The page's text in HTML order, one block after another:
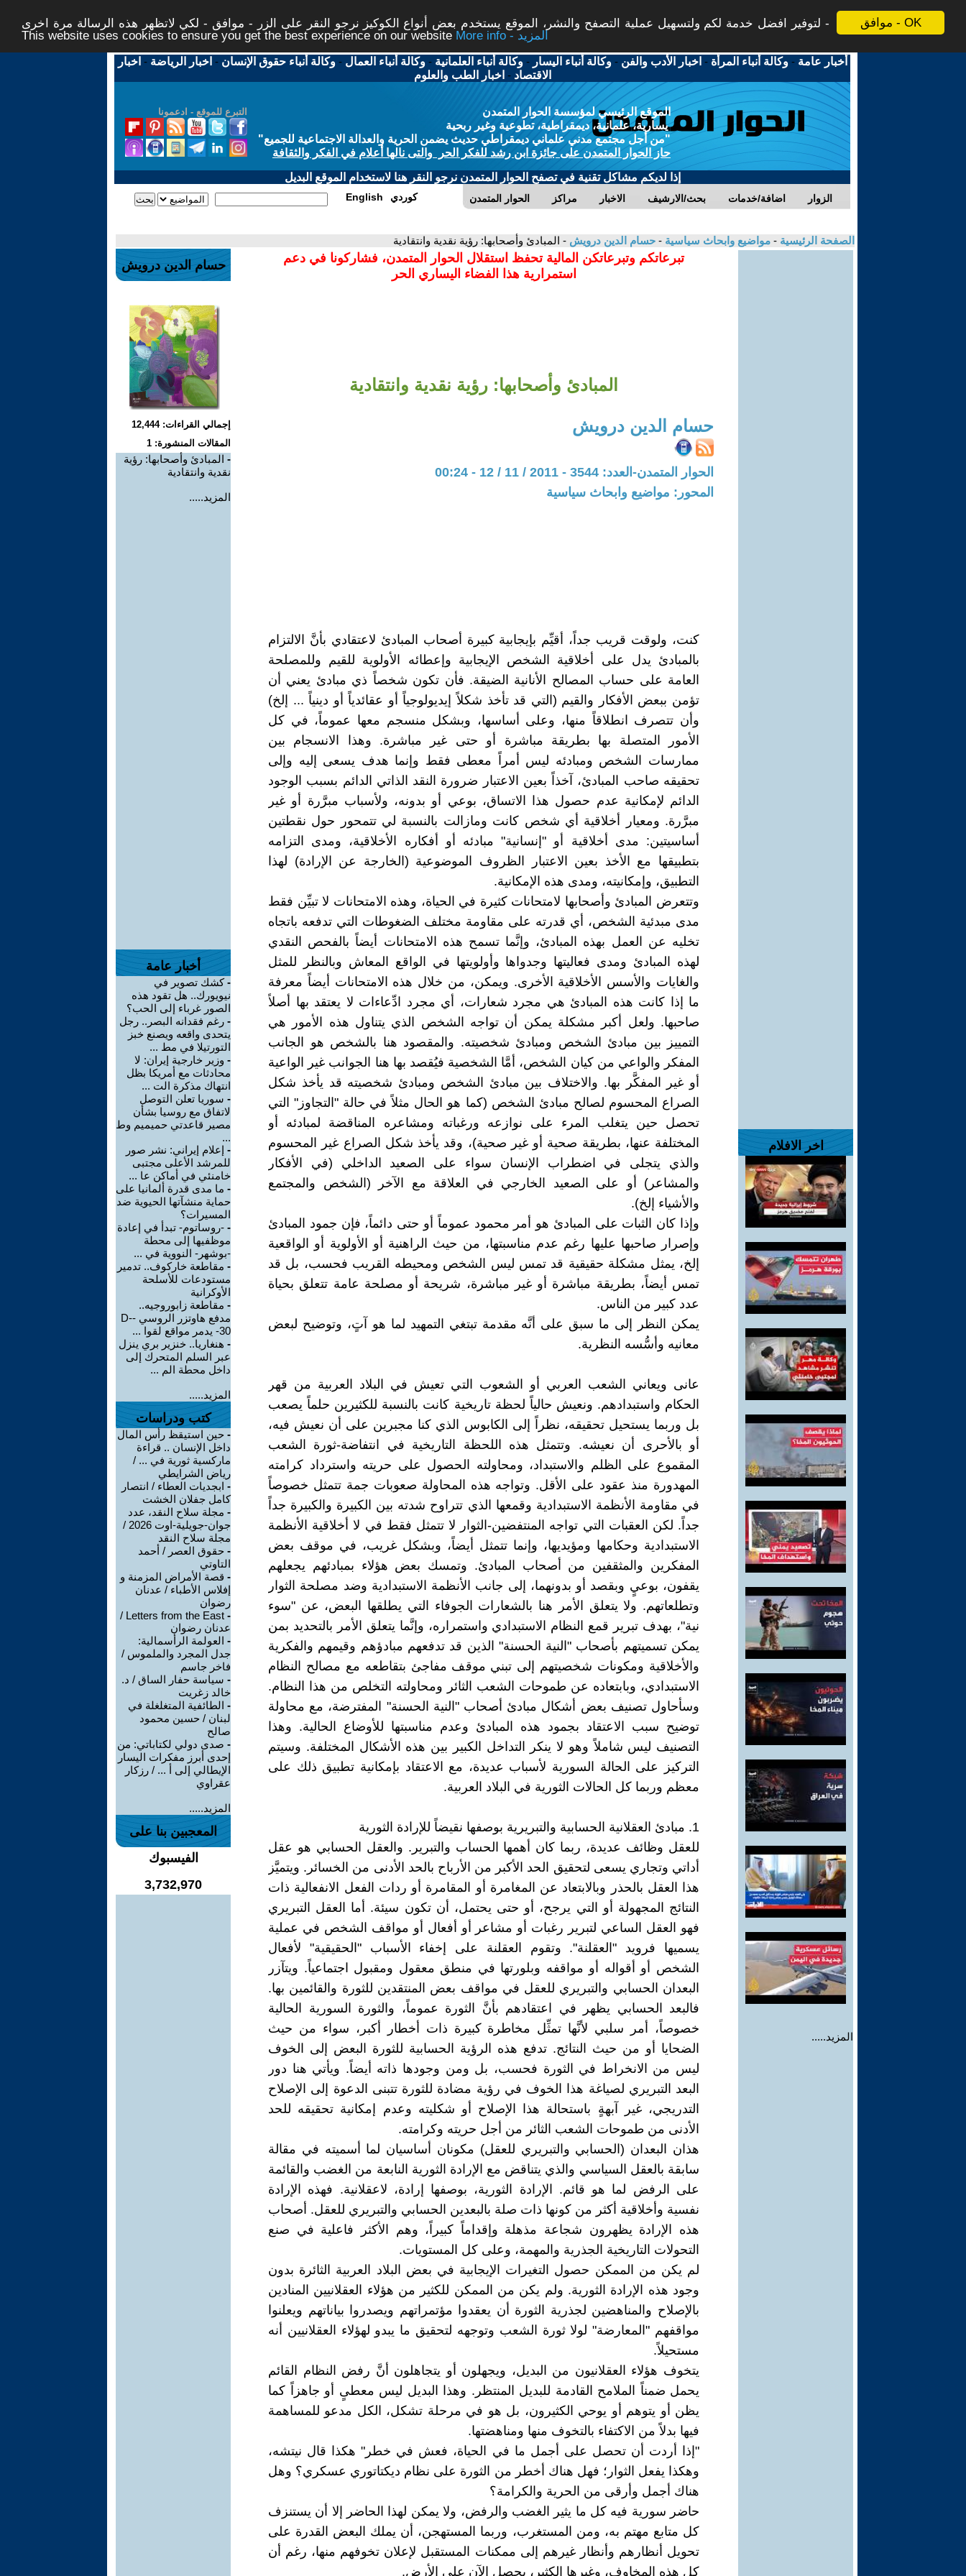
موافق - OK
لتوفير افضل خدمة لكم ولتسهيل عملية التصفح والنشر، الموقع يستخدم بعض أنواع الكوكيز نرجو النقر على الزر - موافق - لكي لاتظهر هذه الرسالة مرة اخرى -
This website uses cookies to ensure you get the best experience on our website
More info - المزيد
أخبار عامة -وكالة أنباء المرأة - اخبار الأدب والفن -وكالة أنباء اليسار -وكالة أنباء العلمانية -وكالة أنباء العمال -وكالة أنباء حقوق الإنسان - اخبار الرياضة - اخبار
الاقتصاد - اخبار الطب والعلوم
التبرع للموقع - ادعمونا
الموقع الرئيسي لمؤسسة الحوار المتمدن
يسارية، علمانية، ديمقراطية، تطوعية وغير ربحية
"من أجل مجتمع مدني علماني ديمقراطي حديث يضمن الحرية والعدالة الاجتماعية للجميع"
حاز الحوار المتمدن على جائزة ابن رشد للفكر الحر والتى نالها أعلام في الفكر والثقافة
إذا لديكم مشاكل تقنية في تصفح الحوار المتمدن نرجو النقر هنا لاستخدام الموقع البديل
الحوار المتمدن مراكز الاخبار بحث/الارشيف اضافة/خدمات الزوار English كوردي
الصفحة الرئيسية - مواضيع وابحاث سياسية - حسام الدين درويش - المبادئ وأصحابها: رؤية نقدية وانتقادية
اخر الافلام
المزيد.....
تبرعاتكم وتبرعاتكن المالية تحفظ استقلال الحوار المتمدن، فشاركونا في دعم
استمرارية هذا الفضاء اليساري الحر
المبادئ وأصحابها: رؤية نقدية وانتقادية
حسام الدين درويش
الحوار المتمدن-العدد: 3544 - 2011 / 11 / 12 - 00:24
المحور: مواضيع وابحاث سياسية
كنت، ولوقت قريب جداً، أقيِّم بإيجابية كبيرة أصحاب المبادئ لاعتقادي بأنَّ الالتزام
بالمبادئ يدل على أخلاقية الشخص الإيجابية وإعطائه الأولوية للقيم وللمصلحة
العامة على حساب المصالح الأنانية الضيقة. فأن تكون شخصاً ذي مبادئ يعني أن
تؤمن ببعض الأفكار والقيم (التي قد تأخذ شكلاً إيديولوجياً أو عقائدياً أو دينياً ... إلخ)
وأن تتصرف انطلاقاً منها، وعلى أساسها، وبشكل منسجم معها عموماً، في كل
الأمور المتصلة بها بطريقة مباشرة أو حتى غير مباشرة. وهذا الانسجام بين
ممارسات الشخص ومبادئه ليس أمراً معطى فقط وإنما هدف يسعى إليه وإلى
تحقيقه صاحب المبادئ، آخذاً بعين الاعتبار ضرورة النقد الذاتي الدائم بسبب الوجود
الدائم لإمكانية عدم حصول هذا الاتساق، بوعي أو بدونه، ولأسباب مبرَّرة أو غير
مبرَّرة. ومعيار أخلاقية أي شخص كانت ومازالت بالنسبة لي تتمحور حول نقطتين
أساسيتين: مدى أخلاقية أو "إنسانية" مبادئه أو أفكاره الأخلاقية، ومدى التزامه
بتطبيقها مع الأخذ بعين الاعتبار الظروف الموضوعية (الخارجة عن الإرادة) لهذا
التطبيق، وإمكانيته، ومدى هذه الإمكانية.
وتتعرض المبادئ وأصحابها لامتحانات كثيرة في الحياة، وهذه الامتحانات لا تبيِّن فقط
مدى مبدئية الشخص، أي قدرته على مقاومة مختلف الضغوطات التي تدفعه باتجاه
تخليه عن العمل بهذه المبادئ، وإنَّما تسمح هذه الامتحانات أيضاً بالفحص النقدي
لهذه المبادئ ومدى فعاليتها وجدواها وأولويتها في الواقع المعاش وبالنظر للمثل
والغايات والأسس الأخلاقية الأخرى. ويمكن، من خلال هذه الامتحانات أيضاً معرفة
ما إذا كانت هذه المبادئ هي مجرد شعارات، أي مجرد ادِّعاءات لا يعتقد بها أصلاً
صاحبها. ولعل أكبر مشكلة يمكن أن تواجه الشخص الذي يتناول هذه الأمور هي
التمييز بين مبادئ الشخص ومبادئ شخصيته. والمقصود هنا بالشخص هو الجانب
المفكر والواعي من كيان الشخص، أمَّا الشخصية فيُقصد بها هنا الجوانب غير الواعية
أو غير المفكَّر بها. والاختلاف بين مبادئ الشخص ومبادئ شخصيته قد يأخذ شكل
الصراع المحسوم لصالح مبادئ الشخص (كما هو الحال مثلاً في حالة "التجاوز" التي
تحصل حين يتغلب المرء على نوازعه ورغباته ومشاعره المناقضة لمبادئه أو
المختلفة عنها، بطريقة صحية أو غير صحية)، وقد يأخذ شكل الصراع غير المحسوم
والذي يتجلى في اضطراب الإنسان سواء على الصعيد الداخلي (في الأفكار
والمشاعر) أو على الصعيد الخارجي في العلاقة مع الآخر (الشخص والمجتمع
والأشياء إلخ).
وإذا كان الثبات على المبادئ هو أمر محمود عموماً أو حتى دائماً، فإن جمود المبادئ
وإصرار صاحبها عليها رغم عدم مناسبتها، من حيث الراهنية أو الأولوية أو الواقعية
إلخ، يمثل مشكلة حقيقية قد تمس ليس الشخص ومحيطه القريب فحسب، بل قد
تمس أيضاً، بطريقة مباشرة أو غير مباشرة، شريحة أو مصلحة عامة تتعلق بحياة
عدد كبير من الناس.
يمكن النظر إلى ما سبق على أنَّه مقدمة تبتغي التمهيد لما هو آتٍ، وتوضيح لبعض
معانيه وأسُّسه النظرية.
عانى ويعاني الشعب العربي أو الشعوب التي تعيش في البلاد العربية من قهر
الحكام واستبدادهم. ونعيش حالياً لحظة تاريخية كانت بالنسبة للكثيرين حلماً يصعب
بل وربما يستحيل تحقيقه، نظراً إلى الكابوس الذي كنا مجبرين على أن نعيش فيه،
أو بالأحرى أن نعيشه. وتتمثل هذه اللحظة التاريخية في انتفاضة-ثورة الشعب
المقموع على الظلم والاستبداد، ومحاولته الحصول على حريته واسترداد كرامته
المهدورة منذ عقود على الأقل. وتواجه هذه المحاولة صعوبات جمة تتمثل خصوصاً
في مقاومة الأنظمة الاستبدادية وقمعها الذي تتراوح شدته بين الكبيرة والكبيرة جداً
جداً. لكن العقبات التي تواجه المنتفضين-الثوار لا تتمثل فقط في لا أخلاقية الأنظمة
الاستبدادية وحكامها ومؤيديها، وإنما تتمثل أيضاً، وبشكل غريب، في موقف بعض
المفكرين والمثقفين من أصحاب المبادئ. وتمسك بعض هؤلاء بمبادئهم يجعلهم
يقفون، بوعيٍ وبقصد أو بدونهما، إلى جانب الأنظمة الاستبدادية وضد مصلحة الثوار
وتطلعاتهم. ولا يتعلق الأمر هنا بالشعارات الجوفاء التي يطلقها البعض، عن "سوء
نية"، بهدف تبرير قمع النظام الاستبدادي واستمراره، وإنَّما يتعلق الأمر بالتحديد بمن
يمكن تسميتهم بأصحاب "النية الحسنة" الذين قد تدفعهم مبادؤهم وقيمهم والفكرية
والأخلاقية ومكونات شخصيتهم إلى تبني موقف مفاجئ بتقاطعه مع مصالح النظام
الاستبدادي، وبابتعاده عن طموحات الشعب الثائر ومحاولته التخلص من هذا النظام.
وسأحاول تصنيف بعض أشكال مبادئ أصحاب "النية الحسنة" المفترضة، مع محاولة
توضيح سبب الاعتقاد بجمود هذه المبادئ وعدم مناسبتها للأوضاع الحالية. وهذا
التصنيف ليس شاملاً وهو لا ينكر التداخل الكبير بين هذه الأشكال المختلفة. وسيتم
التركيز على الحالة السورية لأسباب عديدة، مع الاعتقاد بإمكانية تطبيق ذلك على
معظم وربما كل الحالات الثورية في البلاد العربية.
1. مبادئ العقلانية الحسابية والتبريرية بوصفها نقيضاً للإرادة الثورية
للعقل وظائف عديدة، ربما كان أهمها الحساب والتبرير. والعقل الحسابي هو عقل
أداتي وتجاري يسعى لتحقيق الحد الأكبر من الأرباح بالحد الأدنى من الخسائر. ويتميَّز
هذا العقل بالحذر وبالابتعاد عن المغامرة أو المقامرة أو ردات الفعل الانفعالية ذات
النتائج المجهولة أو التي يرجح، أو حتى يحتمل، أن تكون سيئة. أما العقل التبريري
فهو العقل الساعي لتبرير رغبات أو مشاعر أو أفعال أو مواقف الشخص في عملية
يسميها فرويد "العقلنة". وتقوم العقلنة على إخفاء الأسباب "الحقيقية" لأفعال
الشخص أو أقواله أو مواقفه وبلورتها في منطق معقول ومقبول اجتماعياً. ويتآزر
البعدان الحسابي والتبريري للعقل في مواقف بعض المنتقدين للثورة والقائمين بها.
فالبعد الحسابي يظهر في اعتقادهم بأنَّ الثورة عموماً، والثورة السورية الحالية
خصوصاً، أمر سلبي لأنَّها تمثِّل مخاطرة كبيرة ذات أخطار أكبر، سواء من حيث
الضحايا أو من حيث النتائج. تدفع هذه الرؤية الحسابية للثورة البعض إلى الخوف
ليس من الانخراط في الثورة فحسب، بل ومن وجودها ذاته أيضاً. ويأتي هنا دور
البعد التبريري لصياغة هذا الخوف في رؤية مضادة للثورة تتبنى الدعوة إلى الإصلاح
التدريجي، غير آبهةٍ باستحالة هذا الإصلاح أو شكليته وعدم إمكانية تحقيقه للحد
الأدنى من طموحات الشعب الثائر من أجل حريته وكرامته.
هذان البعدان (الحسابي والتبريري للعقل) مكونان أساسيان لما أسميته في مقالة
سابقة بالعقل السياسي والذي يتناقض مع الإرادة الثورية النابعة من الغضب والقائمة
على الرفض لما هو قائم. الإرادة الثورية، بوصفها إرادة، لاعقلانية. فهذه الإرادة
نفسية وأخلاقية أكثر من كونها ذات صلة بالبعدين الحسابي والتبريري للعقل. أصحاب
هذه الإرادة يظهرون شجاعة مذهلة وإقداماً كبيراً، وهم الأكثر فاعلية في صنع
التحولات التاريخية الجذرية والمهمة، وعلى كل المستويات.
لم يكن من الممكن حصول التغيرات الإيجابية في بعض البلاد العربية الثائرة بدون
وجود هذه الإرادة الثورية. ولم يكن من الممكن للكثير من هؤلاء العقلانيين المنادين
بالإصلاح والمناهضين لجذرية الثورة أن يعقدوا مؤتمراتهم ويصدروا بياناتهم ويعلنوا
مواقفهم "المعارضة" لولا ثورة الشعب وتوجهه لتحقيق ما يبدو لهؤلاء العقلانيين أنه
مستحيلاً.
يتخوف هؤلاء العقلانيون من البديل، ويجهلون أو يتجاهلون أنَّ رفض النظام القائم
يحمل ضمناً الملامح القادمة للبديل المنتظر. وهذا البديل ليس معطىٍ أو جاهزاً كما
يظن أو يتوهم أو يوحي الكثيرون، بل هو في مرحلة تشكل، الكل مدعو للمساهمة
فيها بدلاً من الاكتفاء بالتخوف منها ومناهضتها.
"إذا أردت أن تحصل على أجمل ما في الحياة، فعش في خطر" هكذا قال نيتشه،
وهكذا يفعل الثوار؛ فهل هناك أخطر من الثورة على نظام ديكتاتوري عسكري؟ وهل
هناك أجمل وأرقى من الحرية والكرامة؟
حاضر سورية فيه كل ما يثير الغضب والرفض، ولا يمكن لهذا الحاضر إلا أن يستنزف
كل متابع مهتم به، ومن المستغرب، وربما المستهجن، أن يملك البعض القدرة على
تحويل أنظارهم وأنظار غيرهم إلى ممكنات المستقبل لإعلان تخوفهم منها، رغم أن
كل هذه المخاوف، وغيرها الكثير، يحصل الآن على الأرض.
حسام الدين درويش
إجمالي القراءات: 12,444
المقالات المنشورة: 1
- المبادئ وأصحابها: رؤية
نقدية وانتقادية
المزيد.....
أخبار عامة
-كشك تصوير في
نيويورك.. هل تقود هذه
الصور غرباء إلى الحب؟
- رغم فقدانه البصر.. رجل
يتحدى واقعه ويصنع خبز
التورتيلا في مط ...
- وزير خارجية إيران: لا
محادثات مع أمريكا بظل
انتهاك مذكرة الت ...
- سوريا تعلن التوصل
لاتفاق مع روسيا بشأن
مصير قاعدتي حميميم وط
...
- إعلام إيراني: نشر صور
للمرشد الأعلى مجتبى
خامنئي في أماكن عا ...
- ما مدى قدرة ألمانيا على
حماية منشآتها الحيوية ضد
المسيرات؟
- -روساتوم- تبدأ في إعادة
موظفيها إلى محطة
-بوشهر- النووية في ...
- مقاطعة خاركوف.. تدمير
مستودعات للأسلحة
الأوكرانية
- مقاطعة زابوروجيه..
مدفع هاوتزر الروسي -D-
30- يدمر مواقع لقوا ...
- هنغاريا.. خنزير بري ينزل
عبر السلم المتحرك إلى
داخل محطة الم ...
المزيد.....
كتب ودراسات
- حين استيقظ رأس المال
داخل الإنسان .. قراءة
ماركسية ثورية في ... /
رياض الشرايطي
- ابجديات العطاء / انتصار
كامل جفلان الخشت
- مجلة سلاح النقد، عدد
جوان-جويلية-اوت 2026 /
مجلة سلاح النقد
- حقوق العصر / أحمد
التاوتي
- قصة الأمراض المزمنة و
إفلاس الأطباء / عدنان
رضوان
-
Letters from the East /
عدنان رضوان
- العولمة الرأسمالية:
جدل المجرد والملموس /
فاخر جاسم
- سياسة حفار الساق / د.
خالد زغريت
- الطائفية المتغلغلة في
لبنان / حسين محمود
صالح
- صدى دولي لكتاباتي: من
إحدى أبرز مفكرات اليسار
الإيطالي إلى أ ... / رزكار
عقراوي
المزيد.....
المعجبين بنا على
الفيسبوك
3,732,970